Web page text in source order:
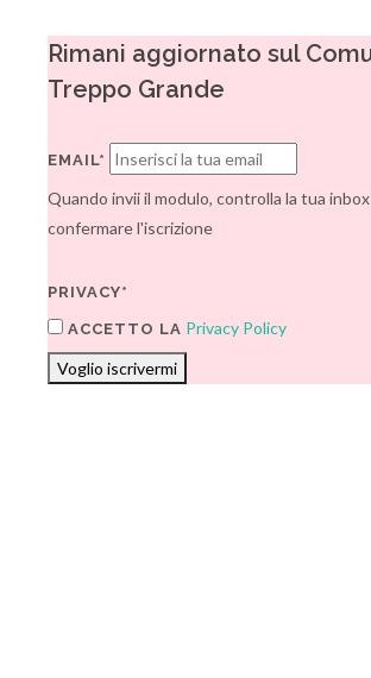
Rimani aggiornato sul
Treppo Grande
EMAIL*
Quando invii il modulo, controlla la tua
confermare l'iscrizione
PRIVACY*
ACCETTO LA Privacy Policy
Voglio iscrivermi